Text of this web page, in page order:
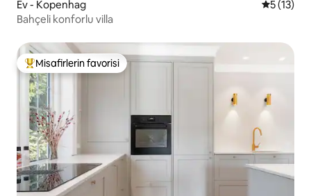
Ev - Kopenhag 55 (13)
Bahçeli konforlu villa
Misafirlerin favorilerinden en beğenilenler arasında
Misafirlerin favorisi